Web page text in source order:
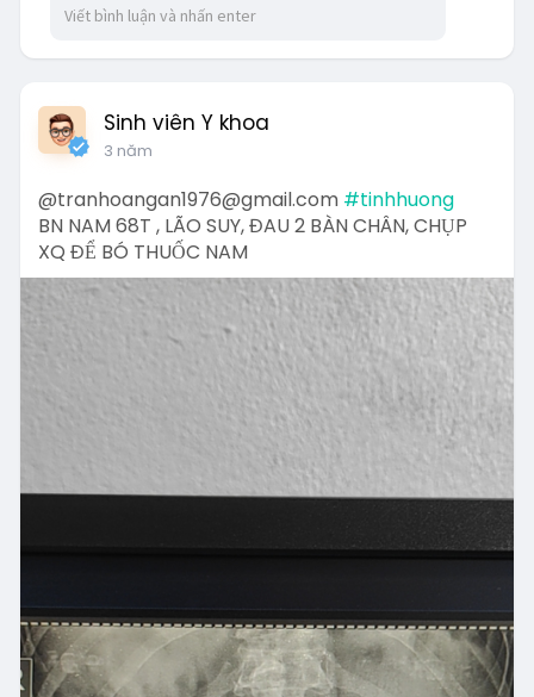
Sinh viên Y khoa
3 năm
@tranhoangan1976@gmail.com #tinhhuong
BN NAM 68T , LÃO SUY, ĐAU 2 BÀN CHÂN, CHỤP
XQ ĐỂ BÓ THUỐC NAM